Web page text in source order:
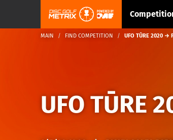
MAIN FIND COMPETITION UFO TŪRE 2020 →
UFO TŪRE